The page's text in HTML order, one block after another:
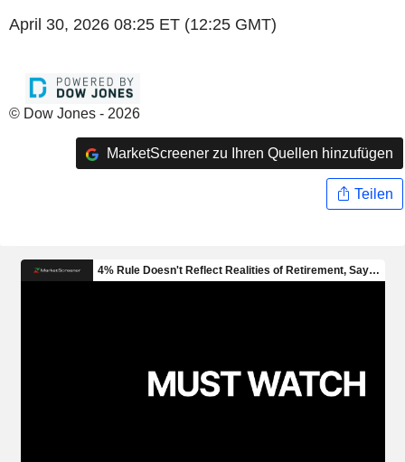
April 30, 2026 08:25 ET (12:25 GMT)
© Dow Jones - 2026
MarketScreener zu Ihren Quellen hinzufügen
Teilen